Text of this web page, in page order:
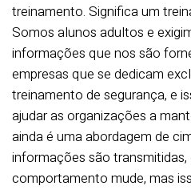
treinamento. Significa um
Somos alunos adultos e
informações que nos são
empresas que se dedicam
treinamento de segurança, e
ajudar as organizações a
ainda é uma abordagem de
informações são
comportamento mude, mas